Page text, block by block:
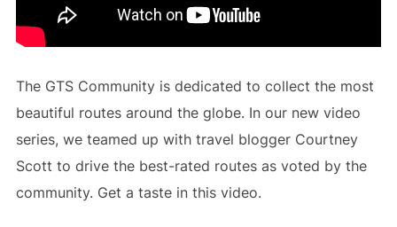
The GTS Community is dedicated to collect the most
beautiful routes around the globe. In our new video
series, we teamed up with travel blogger Courtney
Scott to drive the best-rated routes as voted by the
community. Get a taste in this video.